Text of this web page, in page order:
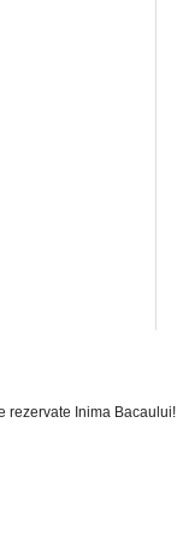
rezervate Inima Bacaului!